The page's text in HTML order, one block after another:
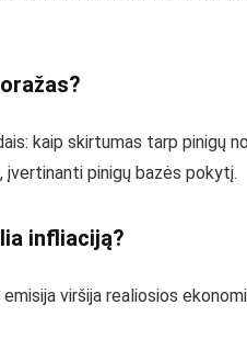
kaip skirtumas tarp pinigų
įvertinanti pinigų bazės pokytį.
infliaciją?
viršija realiosios